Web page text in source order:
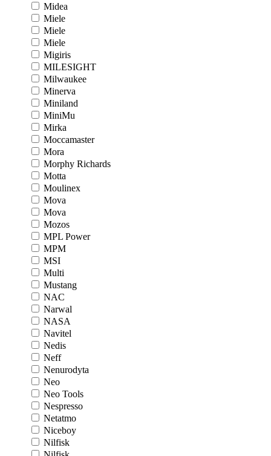
Midea
Miele
Miele
Miele
Migiris
MILESIGHT
Milwaukee
Minerva
Miniland
MiniMu
Mirka
Moccamaster
Mora
Morphy Richards
Motta
Moulinex
Mova
Mova
Mozos
MPL Power
MPM
MSI
Multi
Mustang
NAC
Narwal
NASA
Navitel
Nedis
Neff
Nenurodyta
Neo
Neo Tools
Nespresso
Netatmo
Niceboy
Nilfisk